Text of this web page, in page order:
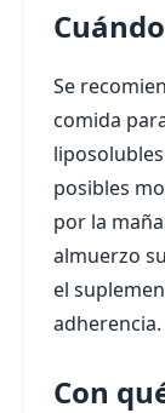
Se
comida
posibles
por la
almuerzo
el
adherencia.
Con